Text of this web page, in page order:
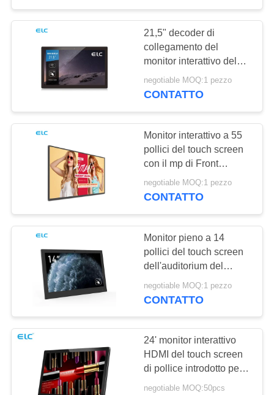
GIRO
DELLA
FABBRICA
CONTROLLO
DI
QUALITÀ
CONTATTICI
UNA
CITAZIONE
SITEMAP
NORME
SULLA
PRIVACY
Soluzioni per
display di ristoranti
28
Televisione
intelligente
16
Segnaletica touch
screen
21,5" decoder di
collegamento del
monitor interattivo del
touch screen
negotiable MOQ:1 pezzo
CONTATTO
Monitor interattivo a 55
pollici del touch screen
con il mp di Front
Camera 5,0
negotiable MOQ:1 pezzo
CONTATTO
Monitor pieno a 14
pollici del touch screen
dell'auditorium del
pannello di HD con la
lampadina del LED
negotiable MOQ:1 pezzo
CONTATTO
24' monitor interattivo
HDMI del touch screen
di pollice introdotto per
la pubblicità dell'interno
negotiable MOQ:50pcs